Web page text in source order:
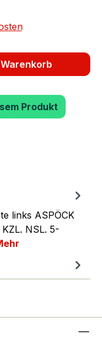
gewünschten
Produkt
links ASPÖCK
NSL. 5-